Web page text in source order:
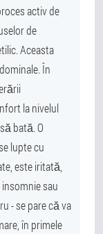
activ de
de
Aceasta
În
la nivelul
bată. O
lupte cu
este iritată,
sau
- se pare că va
în primele